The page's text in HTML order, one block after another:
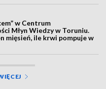
w Centrum
Młyn Wiedzy w Toruniu.
mięsień, ile krwi pompuje w